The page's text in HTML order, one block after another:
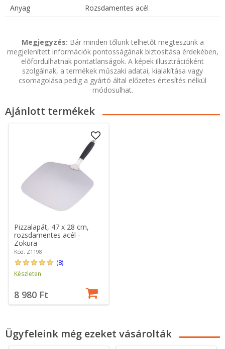
Anyag
Rozsdamentes acél
Megjegyzés: Bár minden tőlünk telhetőt megteszünk a
megjelenített információk pontosságának biztosítása érdekében,
előfordulhatnak pontatlanságok. A képek illusztrációként
szolgálnak, a termékek műszaki adatai, kialakítása vagy
csomagolása pedig a gyártó által előzetes értesítés nélkül
módosulhat.
Ajánlott termékek
Pizzalapát, 47 x 28 cm,
rozsdamentes acél -
Zokura
Kód: Z1198
(8)
Készleten
8 980 Ft
Ügyfeleink még ezeket vásárolták